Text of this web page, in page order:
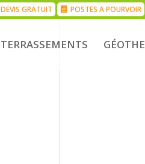
DEVIS GRATUIT POSTES A POURVOIR
TERRASSEMENTS